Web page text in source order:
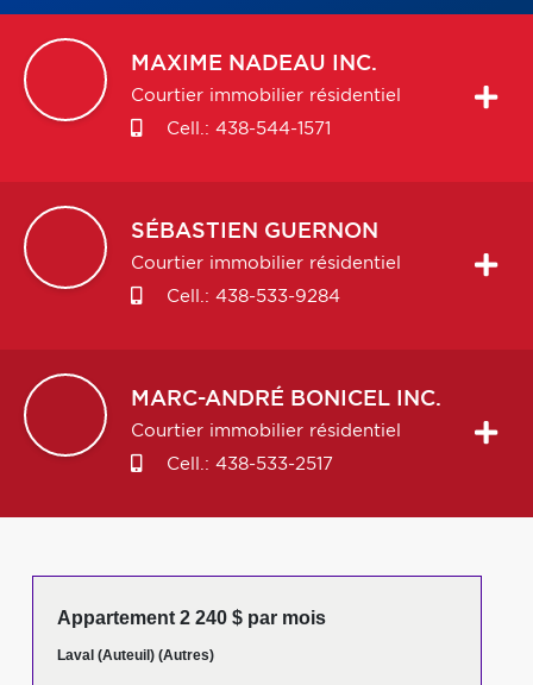
MAXIME NADEAU INC.
Courtier immobilier résidentiel
Cell.: 438-544-1571
SÉBASTIEN GUERNON
Courtier immobilier résidentiel
Cell.: 438-533-9284
MARC-ANDRÉ BONICEL INC.
Courtier immobilier résidentiel
Cell.: 438-533-2517
Appartement 2 240 $ par mois
Laval (Auteuil) (Autres)